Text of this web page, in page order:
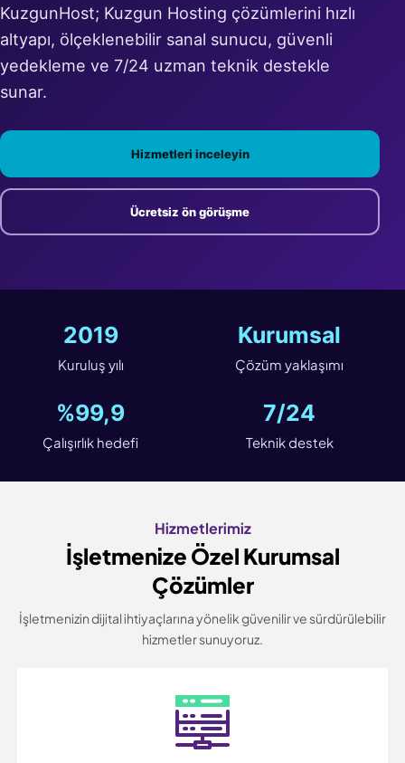
KuzgunHost; Kuzgun Hosting çözümlerini hızlı
altyapı, ölçeklenebilir sanal sunucu, güvenli
yedekleme ve 7/24 uzman teknik destekle
sunar.
Hizmetleri inceleyin
Ücretsiz ön görüşme
2019
Kuruluş yılı
Kurumsal
Çözüm yaklaşımı
%99,9
Çalışırlık hedefi
7/24
Teknik destek
Hizmetlerimiz
İşletmenize Özel Kurumsal
Çözümler
İşletmenizin dijital ihtiyaçlarına yönelik güvenilir ve sürdürülebilir
hizmetler sunuyoruz.